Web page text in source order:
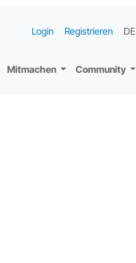
Mitmachen Community
Login Registrieren DE